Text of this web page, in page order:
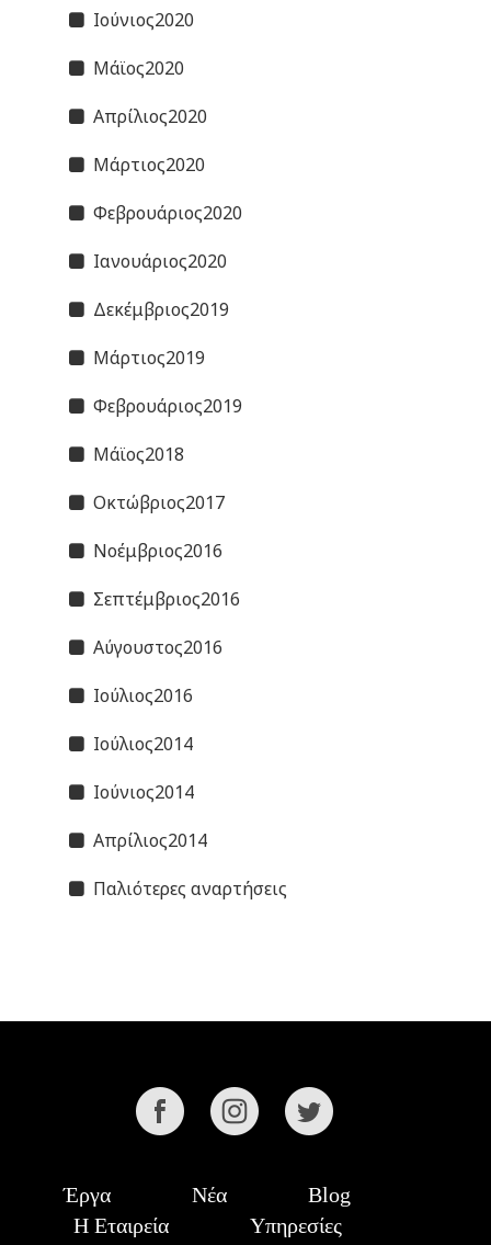
Ιούνιος2020
Μάϊος2020
Απρίλιος2020
Μάρτιος2020
Φεβρουάριος2020
Ιανουάριος2020
Δεκέμβριος2019
Μάρτιος2019
Φεβρουάριος2019
Μάϊος2018
Οκτώβριος2017
Νοέμβριος2016
Σεπτέμβριος2016
Αύγουστος2016
Ιούλιος2016
Ιούλιος2014
Ιούνιος2014
Απρίλιος2014
Παλιότερες αναρτήσεις
Έργα Νέα
Blog
Η Εταιρεία
Υπηρεσίες